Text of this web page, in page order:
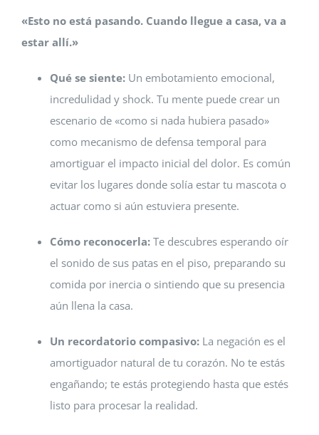
«Esto no está pasando. Cuando llegue a casa, va a
estar allí.»
Qué se siente: Un embotamiento emocional,
incredulidad y shock. Tu mente puede crear un
escenario de «como si nada hubiera pasado»
como mecanismo de defensa temporal para
amortiguar el impacto inicial del dolor. Es común
evitar los lugares donde solía estar tu mascota o
actuar como si aún estuviera presente.
Cómo reconocerla: Te descubres esperando oír
el sonido de sus patas en el piso, preparando su
comida por inercia o sintiendo que su presencia
aún llena la casa.
Un recordatorio compasivo: La negación es el
amortiguador natural de tu corazón. No te estás
engañando; te estás protegiendo hasta que estés
listo para procesar la realidad.